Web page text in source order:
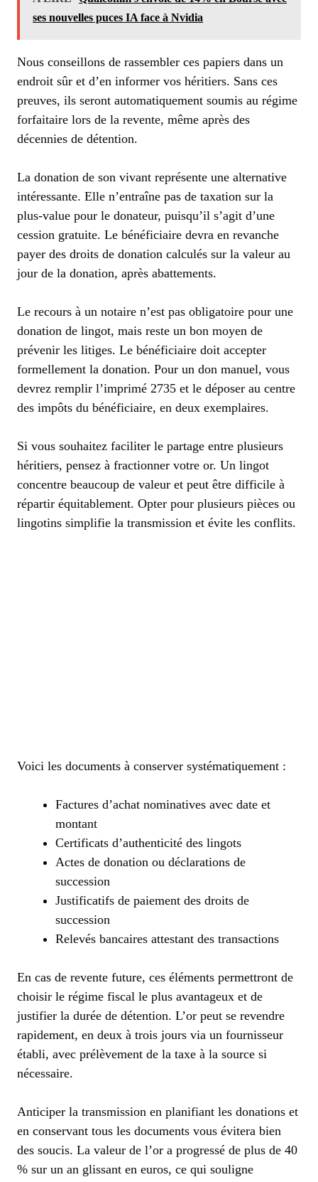
ses nouvelles puces IA face à Nvidia
Nous conseillons de rassembler ces papiers dans un
endroit sûr et d’en informer vos héritiers. Sans ces
preuves, ils seront automatiquement soumis au régime
forfaitaire lors de la revente, même après des
décennies de détention.
La donation de son vivant représente une alternative
intéressante. Elle n’entraîne pas de taxation sur la
plus-value pour le donateur, puisqu’il s’agit d’une
cession gratuite. Le bénéficiaire devra en revanche
payer des droits de donation calculés sur la valeur au
jour de la donation, après abattements.
Le recours à un notaire n’est pas obligatoire pour une
donation de lingot, mais reste un bon moyen de
prévenir les litiges. Le bénéficiaire doit accepter
formellement la donation. Pour un don manuel, vous
devrez remplir l’imprimé 2735 et le déposer au centre
des impôts du bénéficiaire, en deux exemplaires.
Si vous souhaitez faciliter le partage entre plusieurs
héritiers, pensez à fractionner votre or. Un lingot
concentre beaucoup de valeur et peut être difficile à
répartir équitablement. Opter pour plusieurs pièces ou
lingotins simplifie la transmission et évite les conflits.
Voici les documents à conserver systématiquement :
Factures d’achat nominatives avec date et
montant
Certificats d’authenticité des lingots
Actes de donation ou déclarations de
succession
Justificatifs de paiement des droits de
succession
Relevés bancaires attestant des transactions
En cas de revente future, ces éléments permettront de
choisir le régime fiscal le plus avantageux et de
justifier la durée de détention. L’or peut se revendre
rapidement, en deux à trois jours via un fournisseur
établi, avec prélèvement de la taxe à la source si
nécessaire.
Anticiper la transmission en planifiant les donations et
en conservant tous les documents vous évitera bien
des soucis. La valeur de l’or a progressé de plus de 40
% sur un an glissant en euros, ce qui souligne